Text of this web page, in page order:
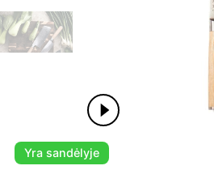
Yra sandėlyje